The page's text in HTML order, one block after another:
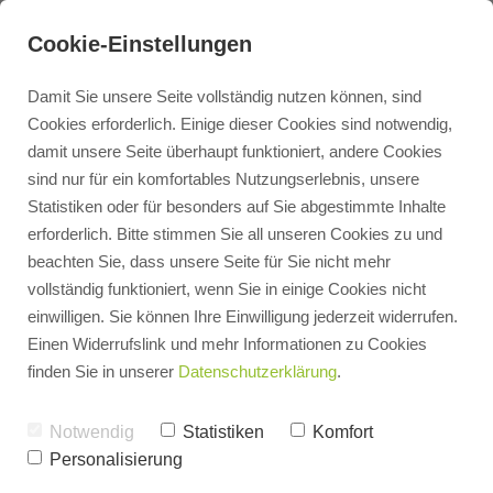
Kontakt
Terminbuchung
Heizungsangebot
PV Rechner
Cookie-Einstellungen
Damit Sie unsere Seite vollständig nutzen können, sind
Cookies erforderlich. Einige dieser Cookies sind notwendig,
damit unsere Seite überhaupt funktioniert, andere Cookies
sind nur für ein komfortables Nutzungserlebnis, unsere
Statistiken oder für besonders auf Sie abgestimmte Inhalte
erforderlich. Bitte stimmen Sie all unseren Cookies zu und
beachten Sie, dass unsere Seite für Sie nicht mehr
vollständig funktioniert, wenn Sie in einige Cookies nicht
einwilligen. Sie können Ihre Einwilligung jederzeit widerrufen.
Einen Widerrufslink und mehr Informationen zu Cookies
finden Sie in unserer Datenschutzerklärung.
Notwendig Statistiken
Komfort
Personalisierung